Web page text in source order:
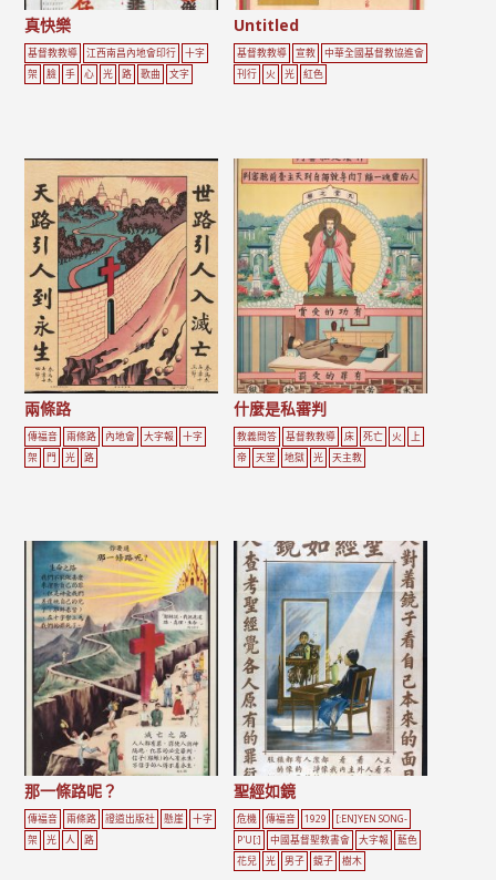
真快樂
基督教教導 江西南昌內地會印行
十字
架
臉 手 心 光 路 歌曲 文字
Untitled
基督教教導 宣教
中華全國基督教協進會
刊行
火 光 紅色
兩條路
傳福音 兩條路 內地會 大字報
十字
架
門 光 路
什麼是私審判
教義問答 基督教教導 床 死亡 火
上
帝
天堂 地獄 光 天主教
那一條路呢？
傳福音 兩條路 證道出版社 懸崖
十字
架
光 人 路
聖經如鏡
危機 傳福音 1929
[:EN]YEN SONG-
P'U[:]
中國基督聖教書會 大字報
藍色
花兒
光 男子 鏡子 樹木